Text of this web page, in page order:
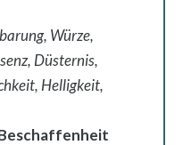
Würze,
Düsternis,
Helligkeit,